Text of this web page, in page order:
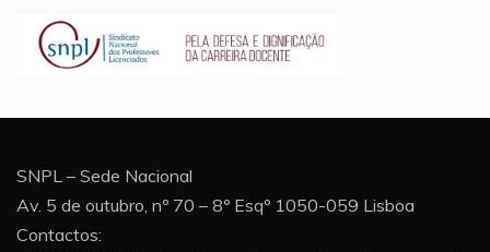
SNPL – Sede Nacional
Av. 5 de outubro, nº 70 – 8º Esqº 1050-059 Lisboa
Contactos: